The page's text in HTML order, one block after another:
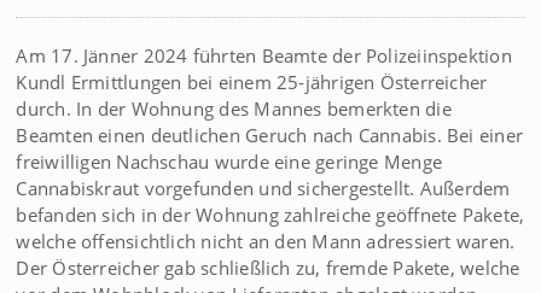
Am 17. Jänner 2024 führten Beamte der Polizeiinspektion
Kundl Ermittlungen bei einem 25-jährigen Österreicher
durch. In der Wohnung des Mannes bemerkten die
Beamten einen deutlichen Geruch nach Cannabis. Bei einer
freiwilligen Nachschau wurde eine geringe Menge
Cannabiskraut vorgefunden und sichergestellt. Außerdem
befanden sich in der Wohnung zahlreiche geöffnete Pakete,
welche offensichtlich nicht an den Mann adressiert waren.
Der Österreicher gab schließlich zu, fremde Pakete, welche